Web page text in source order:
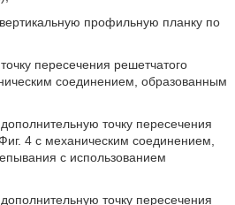
профильную планку по
пересечения решетчатого
соединением, образованным
точку пересечения
4 с механическим соединением,
с использованием
точку пересечения